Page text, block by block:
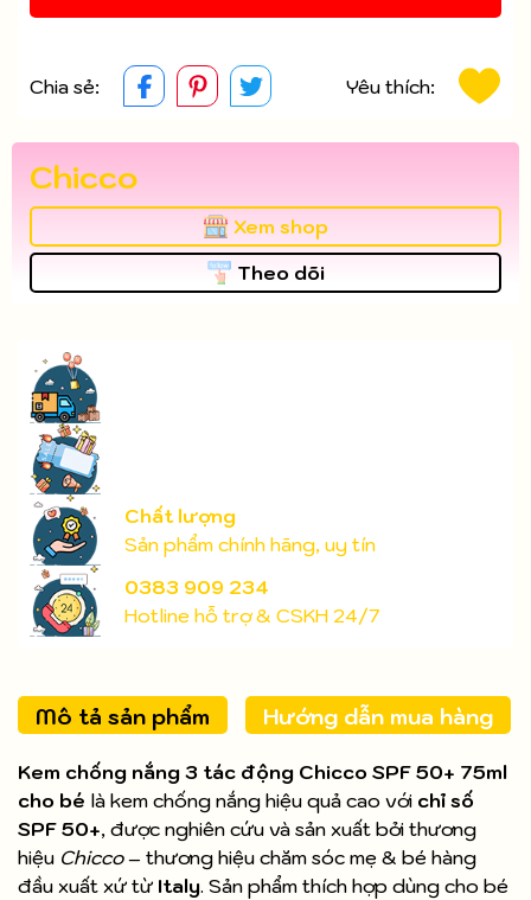
Chia sẻ: Yêu thích:
Chicco
Xem shop
Theo dõi
Chất lượng
Sản phẩm chính hãng, uy tín
0383 909 234
Hotline hỗ trợ & CSKH 24/7
Mô tả sản phẩm Hướng dẫn mua hàng
Kem chống nắng 3 tác động Chicco SPF 50+ 75ml
cho bé là kem chống nắng hiệu quả cao với chỉ số
SPF 50+, được nghiên cứu và sản xuất bởi thương
hiệu Chicco– thương hiệu chăm sóc mẹ & bé hàng
đầu xuất xứ từ Italy. Sản phẩm thích hợp dùng cho bé